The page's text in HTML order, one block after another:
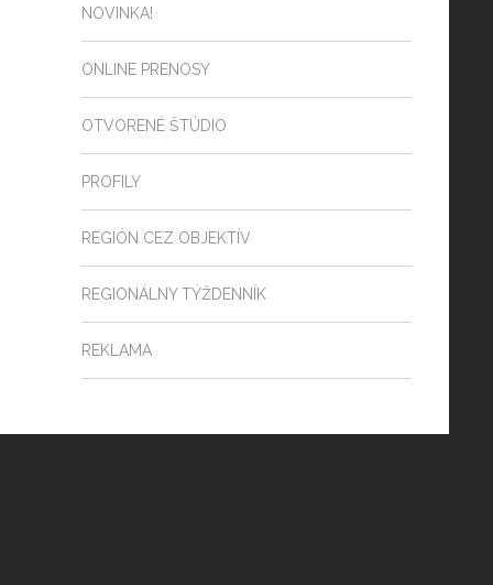
NOVINKA!
ONLINE PRENOSY
OTVORENÉ ŠTÚDIO
PROFILY
REGIÓN CEZ OBJEKTÍV
REGIONÁLNY TÝŽDENNÍK
REKLAMA